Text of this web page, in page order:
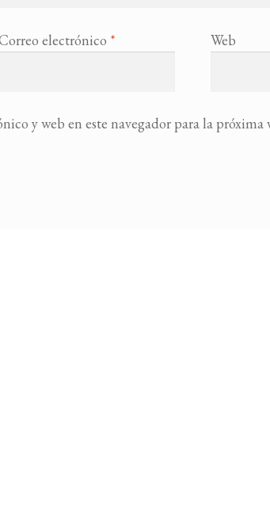
electrónico * Web
y web en este navegador para la próxima